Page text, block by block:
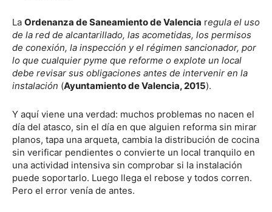
La Ordenanza de Saneamiento de Valencia regula el uso
de la red de alcantarillado, las acometidas, los permisos
de conexión, la inspección y el régimen sancionador, por
lo que cualquier pyme que reforme o explote un local
debe revisar sus obligaciones antes de intervenir en la
instalación (Ayuntamiento de Valencia, 2015).
Y aquí viene una verdad: muchos problemas no nacen el
día del atasco, sin el día en que alguien reforma sin mirar
planos, tapa una arqueta, cambia la distribución de cocina
sin verificar pendientes o convierte un local tranquilo en
una actividad intensiva sin comprobar si la instalación
puede soportarlo. Luego llega el rebose y todos corren.
Pero el error venía de antes.